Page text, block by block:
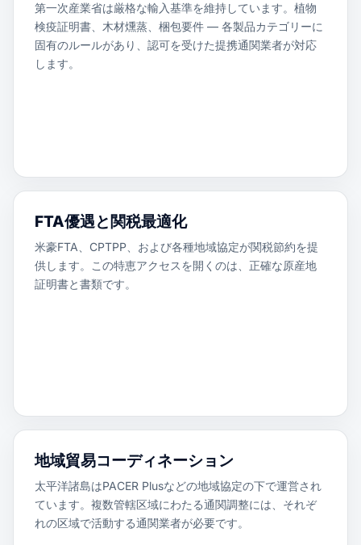
第一次産業省は厳格な輸入基準を維持しています。植物
検疫証明書、木材燻蒸、梱包要件 — 各製品カテゴリーに
固有のルールがあり、認可を受けた提携通関業者が対応
します。
FTA優遇と関税最適化
米豪FTA、CPTPP、および各種地域協定が関税節約を提
供します。この特恵アクセスを開くのは、正確な原産地
証明書と書類です。
地域貿易コーディネーション
太平洋諸島はPACER Plusなどの地域協定の下で運営され
ています。複数管轄区域にわたる通関調整には、それぞ
れの区域で活動する通関業者が必要です。